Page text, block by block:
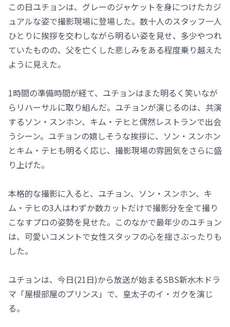
この日ユチョンは、グレーのジャケットを身につけたカジ
ュアルな姿で撮影現場に登場した。数十人のスタッフ一人
ひとりに挨拶を交わしながら明るい姿を見せ、多少やつれ
ていたものの、父を亡くした悲しみをある程度乗り越えた
ように見えた。
1時間の準備時間が経て、ユチョンはまた明るく笑いなが
らリハーサルに取り組んだ。ユチョンが演じるのは、共演
するソン・スンホン、キム・テヒと偶然レストランで出会
うシーン。ユチョンの嬉しそうな挨拶に、ソン・スンホン
とキム・テヒも明るく応じ、撮影現場の雰囲気をさらに盛
り上げた。
本格的な撮影に入ると、ユチョン、ソン・スンホン、キ
ム・テヒの3人はわずか数カットだけで撮影分を全て撮り
こなすプロの姿勢を見せた。このなかで最年少のユチョン
は、可愛いコメントで女性スタッフの心を揺さぶったりも
した。
ユチョンは、今日(21日)から放送が始まるSBS新水木ドラ
マ「屋根部屋のプリンス」で、皇太子のイ・ガクを演じ
る。